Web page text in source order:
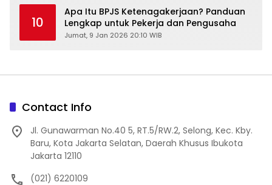
10
Apa Itu BPJS Ketenagakerjaan? Panduan
Lengkap untuk Pekerja dan Pengusaha
Jumat, 9 Jan 2026 20:10 WIB
Contact Info
Jl. Gunawarman No.40 5, RT.5/RW.2, Selong, Kec. Kby.
Baru, Kota Jakarta Selatan, Daerah Khusus Ibukota
Jakarta 12110
(021) 6220109